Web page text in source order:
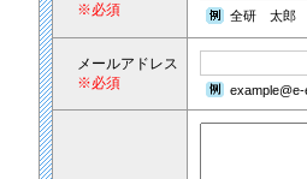
※必須
全研 太郎
メールアドレス
※必須